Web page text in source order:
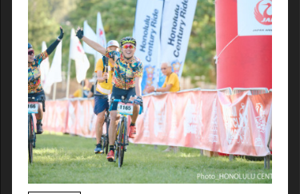
CULTURE
TRIP&TRAVEL
ENTRY
NEWS